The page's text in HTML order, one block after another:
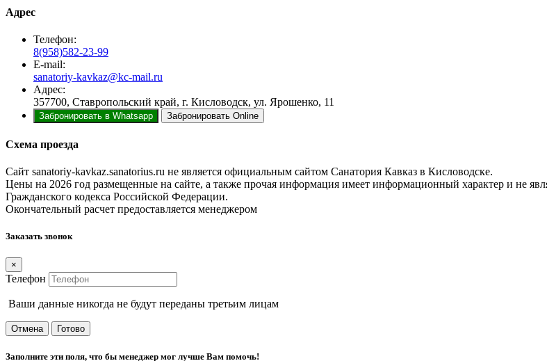
Адрес
Телефон:
8(958)582-23-99
E-mail:
sanatoriy-kavkaz@kc-mail.ru
Адрес:
357700, Ставропольский край, г. Кисловодск, ул. Ярошенко, 11
Забронировать в Whatsapp Забронировать Online
Схема проезда
Сайт sanatoriy-kavkaz.sanatorius.ru не является официальным сайтом Санатория Кавказ в Кисловодске.
Цены на 2026 год размещенные на сайте, а также прочая информация имеет информационный характер и не
Гражданского кодекса Российской Федерации.
Окончательный расчет предоставляется менеджером
Заказать звонок
×
Телефон
Ваши данные никогда не будут переданы третьим лицам
Отмена Готово
Заполните эти поля, что бы менеджер мог лучше Вам помочь!